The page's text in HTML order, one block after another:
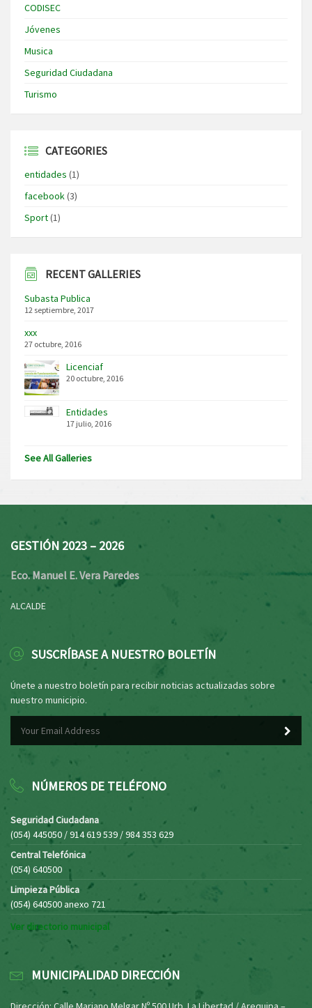
CODISEC
Jóvenes
Musica
Seguridad Ciudadana
Turismo
CATEGORIES
entidades (1)
facebook(3)
Sport(1)
RECENT GALLERIES
Subasta Publica
12 septiembre, 2017
xxx
27 octubre, 2016
Licenciaf
20 octubre, 2016
Entidades
17 julio, 2016
See All Galleries
GESTIÓN 2023 – 2026
Eco. Manuel E. Vera Paredes
ALCALDE
SUSCRÍBASE A NUESTRO BOLETÍN
Únete a nuestro boletín para recibir noticias actualizadas sobre
nuestro municipio.
NÚMEROS DE TELÉFONO
Seguridad Ciudadana
(054) 445050 / 914 619 539 / 984 353 629
Central Telefónica
(054) 640500
Limpieza Pública
(054) 640500 anexo 721
Ver directorio municipal
MUNICIPALIDAD DIRECCIÓN